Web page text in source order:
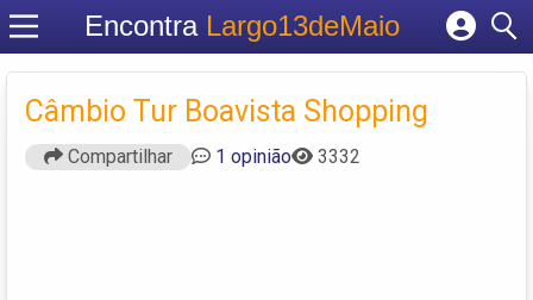
Encontra Largo13deMaio
Cadastrar empresa
Criar conta
Câmbio Tur Boavista Shopping
Compartilhar 1 opinião 3332